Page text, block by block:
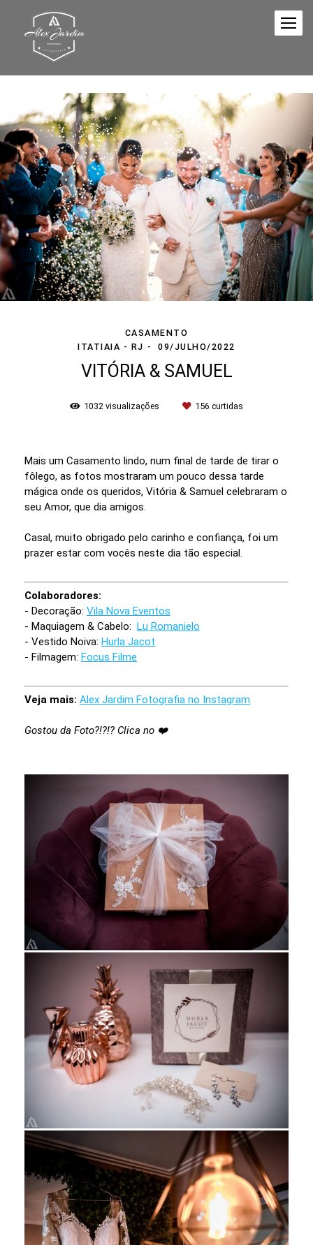
CASAMENTO
ITATIAIA - RJ
09/JULHO/2022
VITÓRIA & SAMUEL
1032 visualizações 156 curtidas
Mais um Casamento lindo, num final de tarde de tirar o
fôlego, as fotos mostraram um pouco dessa tarde
mágica onde os queridos, Vitória & Samuel celebraram o
seu Amor, que dia amigos.
Casal, muito obrigado pelo carinho e confiança, foi um
prazer estar com vocês neste dia tão especial.
Colaboradores:
- Decoração: Vila Nova Eventos
- Maquiagem & Cabelo: Lu Romanielo
- Vestido Noiva: Hurla Jacot
- Filmagem: Focus Filme
Veja mais: Alex Jardim Fotografia no Instagram
Gostou da Foto?!?!? Clica no ❤️